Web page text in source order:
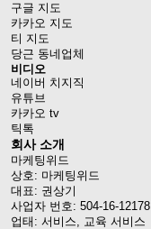
구글 지도
카카오 지도
티 지도
당근 동네업체
비디오
네이버 치지직
유튜브
카카오 tv
틱톡
회사 소개
마케팅위드
상호: 마케팅위드
대표: 권상기
사업자 번호: 504-16-12178
업태: 서비스, 교육 서비스